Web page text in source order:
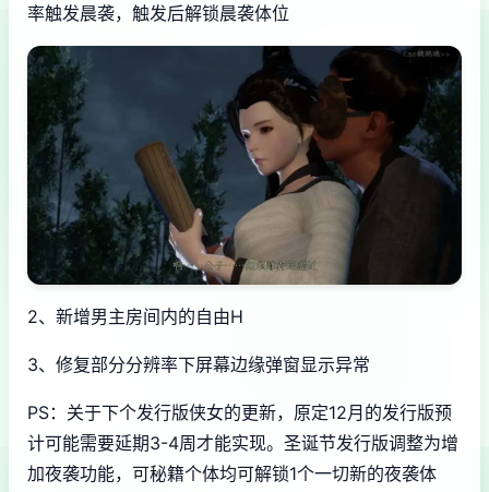
率触发晨袭，触发后解锁晨袭体位
2、新增男主房间内的自由H
3、修复部分分辨率下屏幕边缘弹窗显示异常
PS：关于下个发行版侠女的更新，原定12月的发行版预
计可能需要延期3-4周才能实现。圣诞节发行版调整为增
加夜袭功能，可秘籍个体均可解锁1个一切新的夜袭体